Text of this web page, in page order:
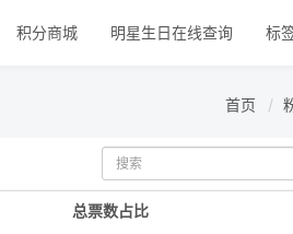
积分商城 明星生日在线查询 标
首页
总票数占比